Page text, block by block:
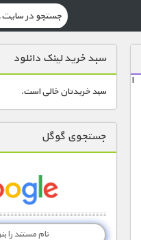
ا
سبد خرید لینک دانلود
سبد خریدتان خالی است.
جستجوی گوگل